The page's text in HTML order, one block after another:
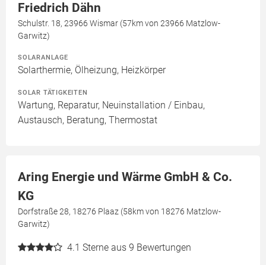
Friedrich Dähn
Schulstr. 18, 23966 Wismar (57km von 23966 Matzlow-
Garwitz)
SOLARANLAGE
Solarthermie, Ölheizung, Heizkörper
SOLAR TÄTIGKEITEN
Wartung, Reparatur, Neuinstallation / Einbau,
Austausch, Beratung, Thermostat
Aring Energie und Wärme GmbH & Co.
KG
Dorfstraße 28, 18276 Plaaz (58km von 18276 Matzlow-
Garwitz)
4.1 Sterne aus 9 Bewertungen